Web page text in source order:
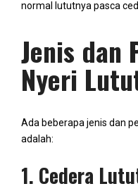
normal lututnya pasca
Jenis dan
Nyeri
Ada beberapa jenis dan
adalah:
1. Cedera